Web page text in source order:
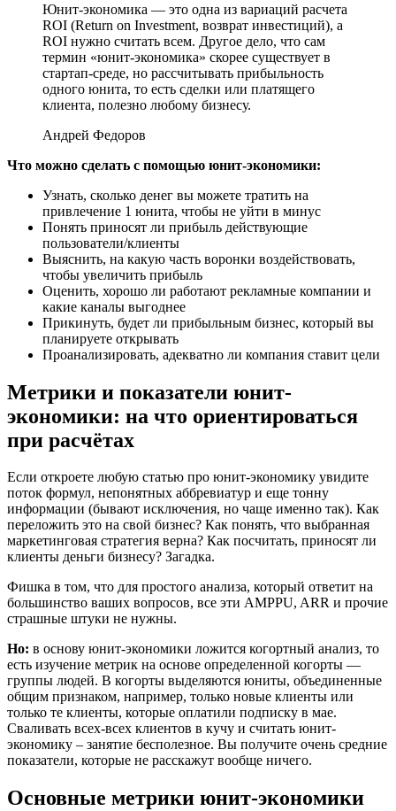
Юнит-экономика — это одна из вариаций расчета
ROI (Return on Investment, возврат инвестиций), а
ROI нужно считать всем. Другое дело, что сам
термин «юнит-экономика» скорее существует в
стартап-среде, но рассчитывать прибыльность
одного юнита, то есть сделки или платящего
клиента, полезно любому бизнесу.
Андрей Федоров
Что можно сделать с помощью юнит-экономики:
Узнать, сколько денег вы можете тратить на
привлечение 1 юнита, чтобы не уйти в минус
Понять приносят ли прибыль действующие
пользователи/клиенты
Выяснить, на какую часть воронки воздействовать,
чтобы увеличить прибыль
Оценить, хорошо ли работают рекламные компании и
какие каналы выгоднее
Прикинуть, будет ли прибыльным бизнес, который вы
планируете открывать
Проанализировать, адекватно ли компания ставит цели
Метрики и показатели юнит-
экономики: на что ориентироваться
при расчётах
Если откроете любую статью про юнит-экономику увидите
поток формул, непонятных аббревиатур и еще тонну
информации (бывают исключения, но чаще именно так). Как
переложить это на свой бизнес? Как понять, что выбранная
маркетинговая стратегия верна? Как посчитать, приносят ли
клиенты деньги бизнесу? Загадка.
Фишка в том, что для простого анализа, который ответит на
большинство ваших вопросов, все эти AMPPU, ARR и прочие
страшные штуки не нужны.
Но: в основу юнит-экономики ложится когортный анализ, то
есть изучение метрик на основе определенной когорты —
группы людей. В когорты выделяются юниты, объединенные
общим признаком, например, только новые клиенты или
только те клиенты, которые оплатили подписку в мае.
Сваливать всех-всех клиентов в кучу и считать юнит-
экономику – занятие бесполезное. Вы получите очень средние
показатели, которые не расскажут вообще ничего.
Основные метрики юнит-экономики